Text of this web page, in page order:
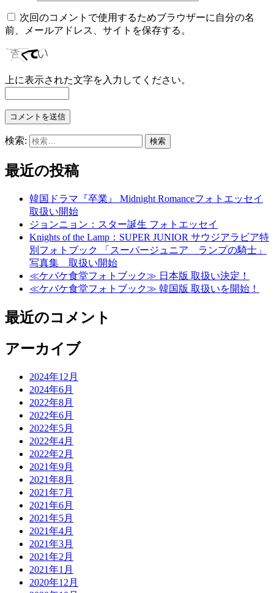
次回のコメントで使用するためブラウザーに自分の名
前、メールアドレス、サイトを保存する。
上に表示された文字を入力してください。
検索:
最近の投稿
韓国ドラマ『卒業』 Midnight Romanceフォトエッセイ
取扱い開始
ジョンニョン：スター誕生 フォトエッセイ
Knights of the Lamp：SUPER JUNIOR サウジアラビア特
別フォトブック 「スーパージュニア ランプの騎士」
写真集 取扱い開始
≪ケバケ食堂フォトブック≫ 日本版 取扱い決定！
≪ケバケ食堂フォトブック≫ 韓国版 取扱いを開始！
最近のコメント
アーカイブ
2024年12月
2024年6月
2022年8月
2022年6月
2022年5月
2022年4月
2022年2月
2021年9月
2021年8月
2021年7月
2021年6月
2021年5月
2021年4月
2021年3月
2021年2月
2021年1月
2020年12月